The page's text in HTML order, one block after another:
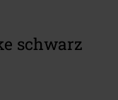
schwarz